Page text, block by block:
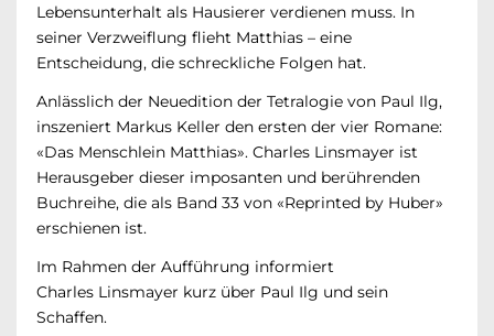
Lebensunterhalt als Hausierer verdienen muss. In
seiner Verzweiflung flieht Matthias – eine
Entscheidung, die schreckliche Folgen hat.
Anlässlich der Neuedition der Tetralogie von Paul Ilg,
inszeniert Markus Keller den ersten der vier Romane:
«Das Menschlein Matthias». Charles Linsmayer ist
Herausgeber dieser imposanten und berührenden
Buchreihe, die als Band 33 von «Reprinted by Huber»
erschienen ist.
Im Rahmen der Aufführung informiert
Charles Linsmayer kurz über Paul Ilg und sein
Schaffen.